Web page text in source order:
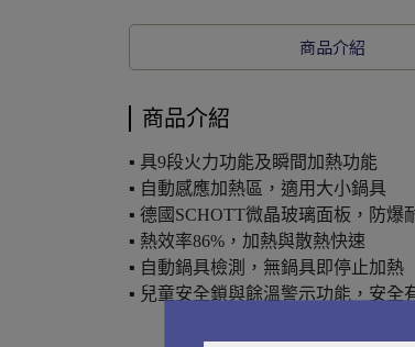
商品介紹
商品介紹
▪ 具9段火力功能及瞬間加熱功能
▪ 自動感應加熱區，適用大小鍋具
▪ 德國SCHOTT微晶玻璃面板，防爆
▪ 熱效率86%，加熱與散熱快速
▪ 自動鍋具檢測，無鍋具即停止加熱
▪ 兒童安全鎖與餘溫警示功能，安全